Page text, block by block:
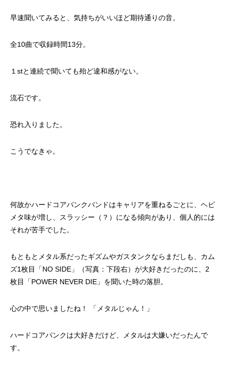
早速聞いてみると、気持ちがいいほど期待通りの音。
全10曲で収録時間13分。
１stと連続で聞いても殆ど違和感がない。
流石です。
恐れ入りました。
こうでなきゃ。
何故かハードコアパンクバンドはキャリアを重ねるごとに、ヘビ
メタ味が増し、スラッシー（？）になる傾向があり、個人的には
それが苦手でした。
もともとメタル系だったギズムやガスタンクならまだしも、カム
ズ1枚目「NO SIDE」（写真：下段右）が大好きだったのに、2
枚目「POWER NEVER DIE」を聞いた時の落胆。
心の中で思いましたね！ 「メタルじゃん！」
ハードコアパンクは大好きだけど、メタルは大嫌いだったんで
す。